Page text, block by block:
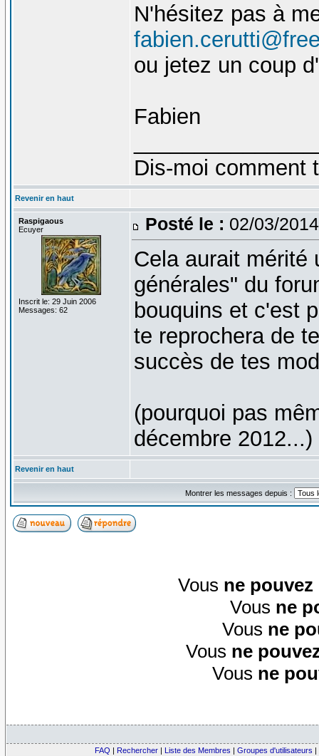
N'hésitez pas à
ou jetez un coup
Fabien
Dis-moi comment
Revenir en haut
Raspigaous
Ecuyer
Inscrit le: 29 Juin 2006
Messages: 62
Posté le : 02/03/
Cela aurait mérité
générales" du
bouquins et c'est
te reprochera de
succès de tes
(pourquoi pas
décembre 2012...)
Revenir en haut
Montrer les messages depuis :
Vous ne pouvez
Vous ne
Vous ne
Vous ne
Vous ne
FAQ | Rechercher | Liste des Membres | Groupes d'utilisateurs |